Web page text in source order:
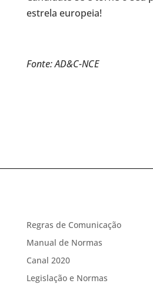
estrela europeia!
Fonte: AD&C-NCE
Regras de Comunicação
Manual de Normas
Canal 2020
Legislação e Normas